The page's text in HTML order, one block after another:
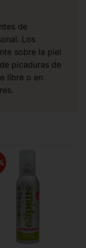
de
Los
sobre la piel
picaduras de
libre o en